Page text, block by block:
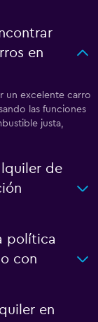
en
un excelente carro
las funciones
justa,
de
política
con
en